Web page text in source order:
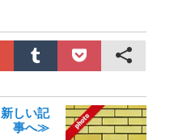
新しい記
事へ≫